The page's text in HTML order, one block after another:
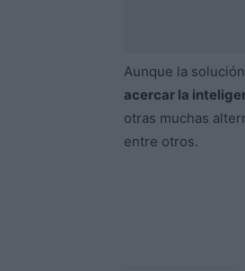
Aunque la
acercar la
otras muchas
entre otros.